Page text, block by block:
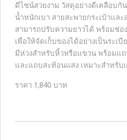
ดีไซน์สวยงาม วัสดุอย่างดีเคลือบกั
น้ำหนักเบา สายสะพายกระเป๋าแล
สามารถปรับความยาวได้ พร้อมช่อ
เพื่อให้จัดเก็บของได้อย่างเป็นระเบี
มีห่วงสำหรับหิ้วหรือแขวน พร้อมแ
และแถบสะท้อนแสง เหมาะสำหรับ
ราคา 1,840 บาท